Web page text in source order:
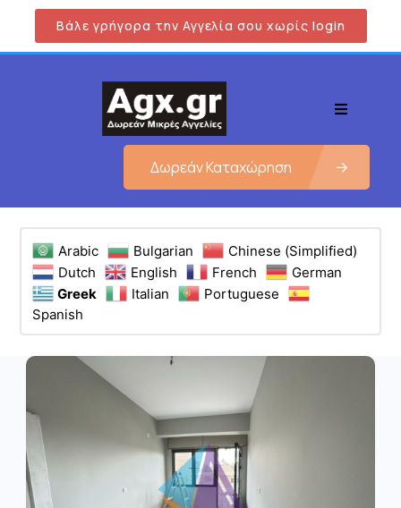
Βάλε γρήγορα την Αγγελία σου χωρίς login
Δωρεάν Καταχώρηση
Arabic Bulgarian
Chinese (Simplified)
Dutch
English French
German
Greek
Italian
Portuguese
Spanish